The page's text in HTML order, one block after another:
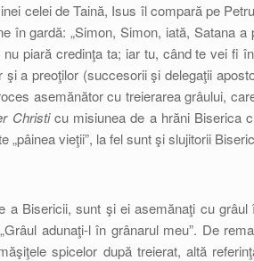
celei de Taină, Isus îl compară pe
în gardă: „Simon, Simon, iată, Satana
piară credinţa ta; iar tu, când te vei fi
şi a preoţilor (succesorii şi delegaţii
asemănător cu treierarea grâului,
Christicu misiunea de a hrăni Biserica
„pâinea vieţii”, la fel sunt şi slujitorii
a Bisericii, sunt şi ei asemănaţi cu
adunaţi-l în grânarul meu”. De
spicelor după treierat, altă